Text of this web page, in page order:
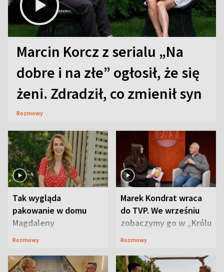
Marcin Korcz z serialu „Na
dobre i na złe” ogłosił, że się
żeni. Zdradził, co zmienił syn
Rozmowy
Tak wygląda
pakowanie w domu
Magdaleny
Waligórskiej-Lisieckiej.
Rozmowy
Marek Kondrat wraca
do TVP. We wrześniu
zobaczymy go w „Królu
Maciusiu I”
Rozmowy